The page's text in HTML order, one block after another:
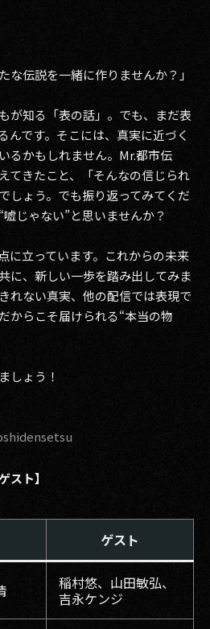
な伝説を一緒に作りませんか？」
が知る「表の話」。でも、まだ表
んです。そこには、真実に近づく
るかもしれません。Mr.都市伝
てきたこと、「そんなの信じられ
しょう。でも振り返ってみてくだ
じゃない”と思いませんか？
に立っています。これからの未来
に、新しい一歩を踏み出してみま
れない真実、他の配信では表現で
からこそ届けられる“本当の物
しょう！
スト】
ゲスト
稲村悠、山田敏弘、
吉永ケンジ